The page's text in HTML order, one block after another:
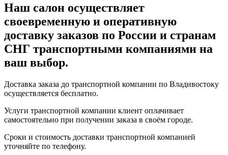
Наш салон осуществляет
своевременную и оперативную
доставку заказов по России и странам
СНГ транспортными компаниями на
ваш выбор.
Доставка заказа до транспортной компании по Владивостоку
осуществляется бесплатно.
Услуги транспортной компании клиент оплачивает
самостоятельно при получении заказа в своём городе.
Сроки и стоимость доставки транспортной компанией
уточняйте по телефону.